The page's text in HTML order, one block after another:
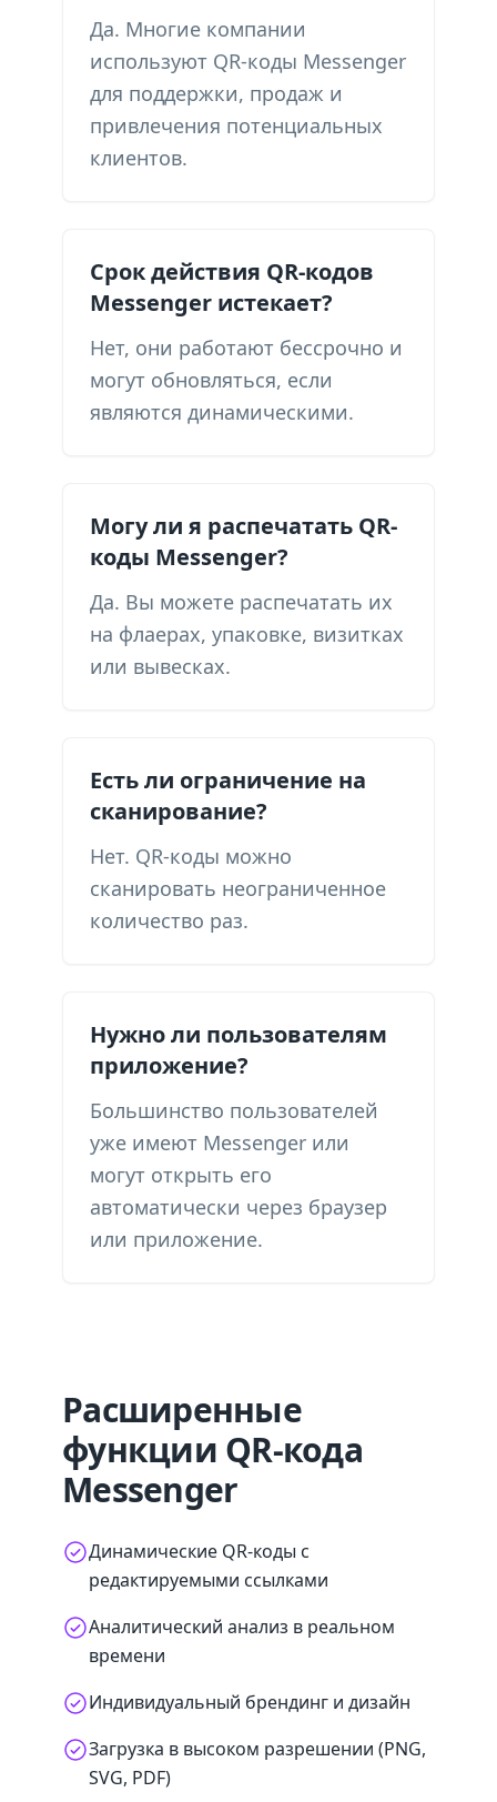
Да. Многие компании
используют QR-коды Messenger
для поддержки, продаж и
привлечения потенциальных
клиентов.
Срок действия QR-кодов
Messenger истекает?
Нет, они работают бессрочно и
могут обновляться, если
являются динамическими.
Могу ли я распечатать QR-
коды Messenger?
Да. Вы можете распечатать их
на флаерах, упаковке, визитках
или вывесках.
Есть ли ограничение на
сканирование?
Нет. QR-коды можно
сканировать неограниченное
количество раз.
Нужно ли пользователям
приложение?
Большинство пользователей
уже имеют Messenger или
могут открыть его
автоматически через браузер
или приложение.
Расширенные
функции QR-кода
Messenger
Динамические QR-коды с
редактируемыми ссылками
Аналитический анализ в реальном
времени
Индивидуальный брендинг и дизайн
Загрузка в высоком разрешении (PNG,
SVG, PDF)